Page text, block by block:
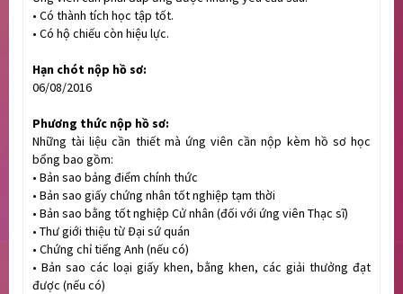
• Có thành tích học tập tốt.
• Có hộ chiếu còn hiệu lực.
Hạn chót nộp hồ sơ:
06/08/2016
Phương thức nộp hồ sơ:
Những tài liệu cần thiết mà ứng viên cần nộp kèm hồ sơ học
bổng bao gồm:
• Bản sao bảng điểm chính thức
• Bản sao giấy chứng nhân tốt nghiệp tạm thời
• Bản sao bằng tốt nghiệp Cử nhân (đối với ứng viên Thạc sĩ)
• Thư giới thiệu từ Đại sứ quán
• Chứng chỉ tiếng Anh (nếu có)
• Bản sao các loại giấy khen, bằng khen, các giải thưởng đạt
được (nếu có)